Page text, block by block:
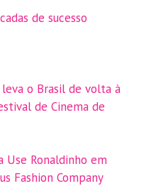
de sucesso
leva o Brasil de volta à
de Cinema de
Use Ronaldinho em
Fashion Company